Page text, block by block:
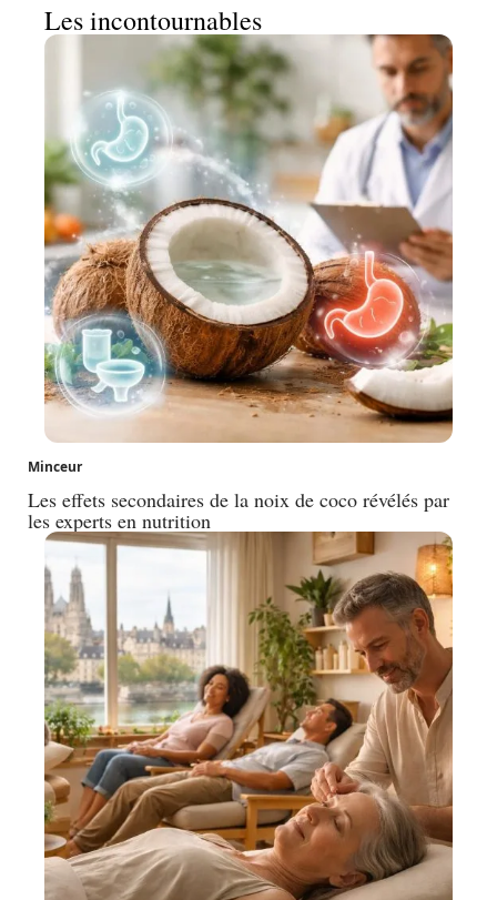
Les incontournables
Minceur
Les effets secondaires de la noix de coco révélés par
les experts en nutrition